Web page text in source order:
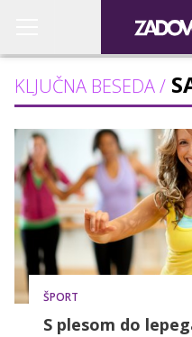
KLJUČNA BESEDA /
ŠPORT
S plesom do